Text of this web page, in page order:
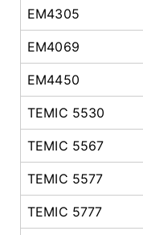
EM4305
EM4069
EM4450
TEMIC 5530
TEMIC 5567
TEMIC 5577
TEMIC 5777